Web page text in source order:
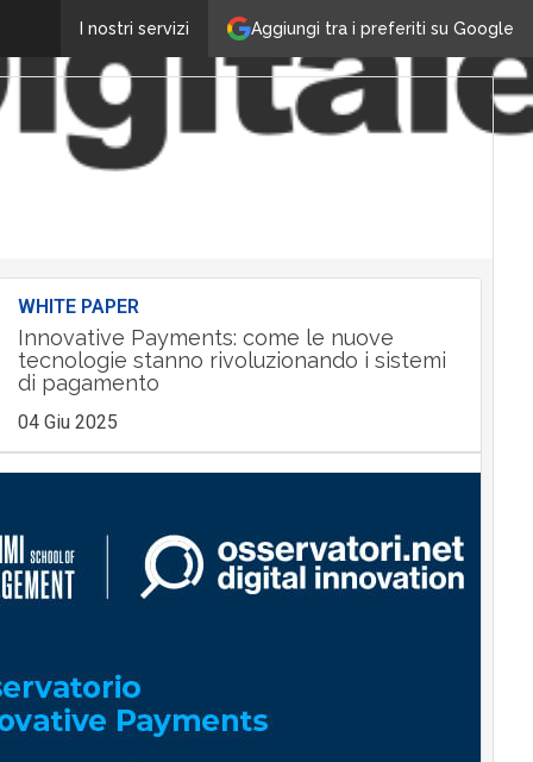
Aggiungi tra i preferiti su Google
I nostri servizi
WHITE PAPER
Innovative Payments: come le nuove
tecnologie stanno rivoluzionando i sistemi
di pagamento
04 Giu 2025